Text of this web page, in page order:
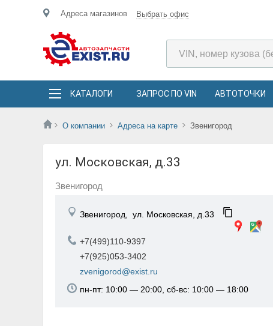
Адреса магазинов Выбрать офис
КАТАЛОГИ ЗАПРОС ПО VIN АВТОТОЧКИ
О компании Адреса на карте Звенигород
ул. Московская, д.33
Звенигород
Звенигород, ул. Московская, д.33
+7(499)110-9397
+7(925)053-3402
zvenigorod@exist.ru
пн-пт: 10:00 — 20:00, сб-вс: 10:00 — 18:00